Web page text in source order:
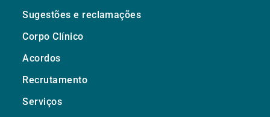
Sugestões e reclamações
Corpo Clínico
Acordos
Recrutamento
Serviços